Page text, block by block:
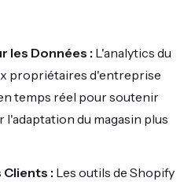
les Données : L'analytics du
propriétaires d'entreprise
temps réel pour soutenir
du magasin plus
: Les outils de Shopify